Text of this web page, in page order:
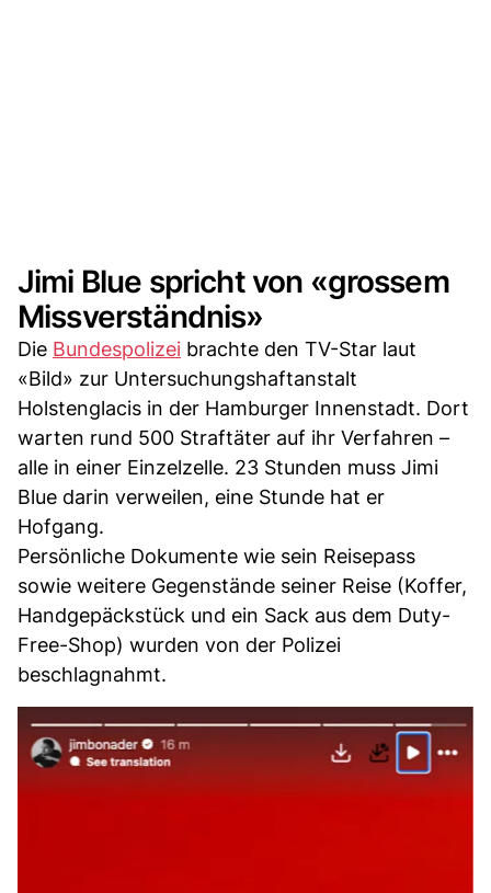
Jimi Blue spricht von «grossem
Missverständnis»
Die Bundespolizei brachte den TV-Star laut
«Bild» zur Untersuchungshaftanstalt
Holstenglacis in der Hamburger Innenstadt. Dort
warten rund 500 Straftäter auf ihr Verfahren –
alle in einer Einzelzelle. 23 Stunden muss Jimi
Blue darin verweilen, eine Stunde hat er
Hofgang.
Persönliche Dokumente wie sein Reisepass
sowie weitere Gegenstände seiner Reise (Koffer,
Handgepäckstück und ein Sack aus dem Duty-
Free-Shop) wurden von der Polizei
beschlagnahmt.